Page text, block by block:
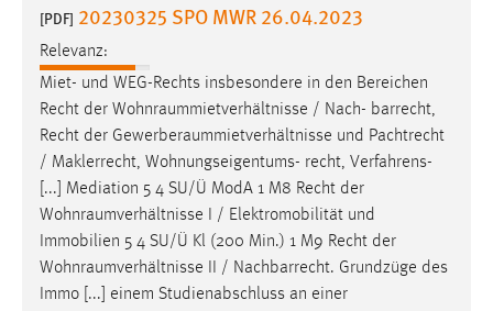
[PDF] 20230325 SPO MWR 26.04.2023
Relevanz:
Miet- und WEG-Rechts insbesondere in den Bereichen
Recht der Wohnraummietverhältnisse / Nach- barrecht,
Recht der Gewerberaummietverhältnisse und Pachtrecht
/ Maklerrecht, Wohnungseigentums- recht, Verfahrens-
[...] Mediation 5 4 SU/Ü ModA 1 M8 Recht der
Wohnraumverhältnisse I / Elektromobilität und
Immobilien 5 4 SU/Ü Kl (200 Min.) 1 M9 Recht der
Wohnraumverhältnisse II / Nachbarrecht. Grundzüge des
Immo [...] einem Studienabschluss an einer
Sprachpräferenz
Name:
Zweck:
Das Cookie speichert die gewählte Sprache der Website.
Cookie Laufzeit:
Chat